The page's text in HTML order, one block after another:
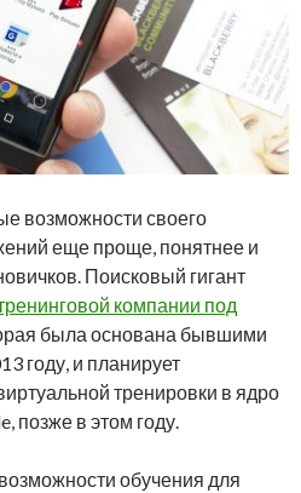
возможности своего
еще проще, понятнее и
Поисковый гигант
компании под
была основана бывшими
году, и планирует
тренировки в ядро
позже в этом году.
обучения для